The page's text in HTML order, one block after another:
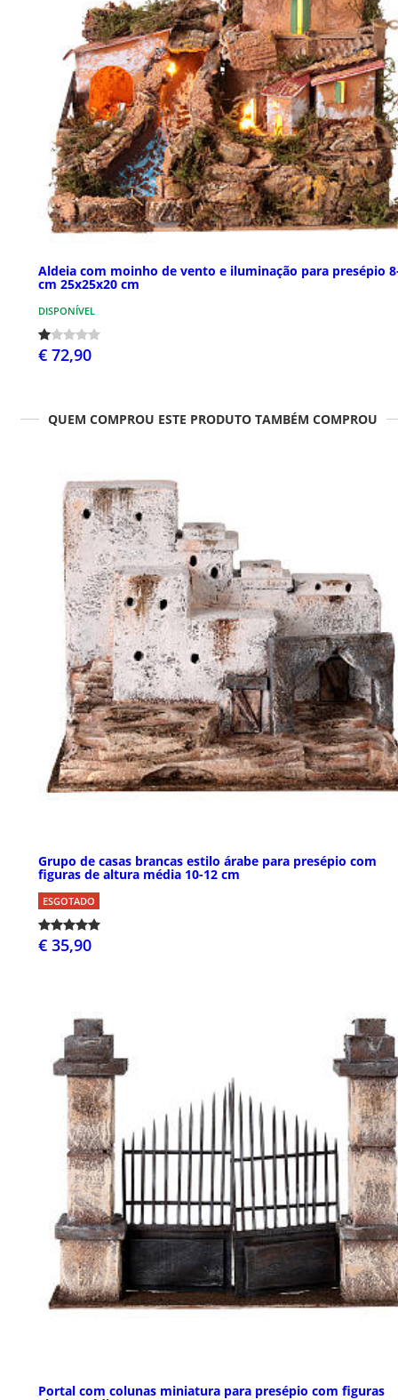
Aldeia com moinho de vento e iluminação para presépio
cm 25x25x20 cm
DISPONÍVEL
€ 72,90
QUEM COMPROU ESTE PRODUTO TAMBÉM COMPROU
Grupo de casas brancas estilo árabe para presépio com
figuras de altura média 10-12 cm
ESGOTADO
€ 35,90
Portal com colunas miniatura para presépio com figuras